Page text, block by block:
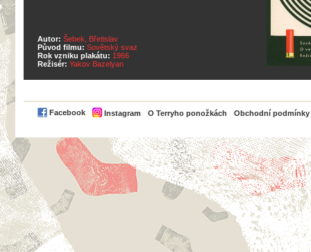
Autor: Šebek, Břetislav
Původ filmu: Sovětský svaz
Rok vzniku plakátu: 1966
Režisér: Yakov Bazelyan
Facebook Instagram O Terryho ponožkách Obchodní podmínky
PayPal